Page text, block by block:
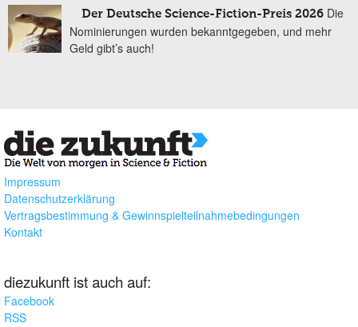
Der Deutsche Science-Fiction-Preis 2026 Die
Nominierungen wurden bekanntgegeben, und mehr
Geld gibt’s auch!
Impressum
Datenschutzerklärung
Vertragsbestimmung & Gewinnspielteilnahmebedingungen
Kontakt
diezukunft ist auch auf:
Facebook
RSS